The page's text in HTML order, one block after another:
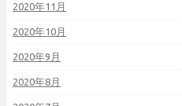
2020年11月
2020年10月
2020年9月
2020年8月